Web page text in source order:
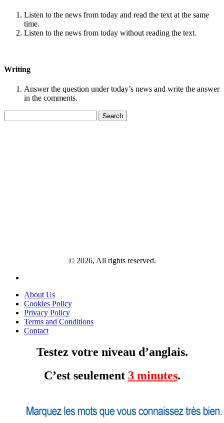
Listen to the news from today and read the text at the same
time.
Listen to the news from today without reading the text.
Writing
Answer the question under today’s news and write the answer
in the comments.
for:
© 2026, All rights reserved.
About Us
Cookies Policy
Privacy Policy
Terms and Conditions
Contact
Testez votre niveau d’anglais.
C’est seulement 3 minutes.